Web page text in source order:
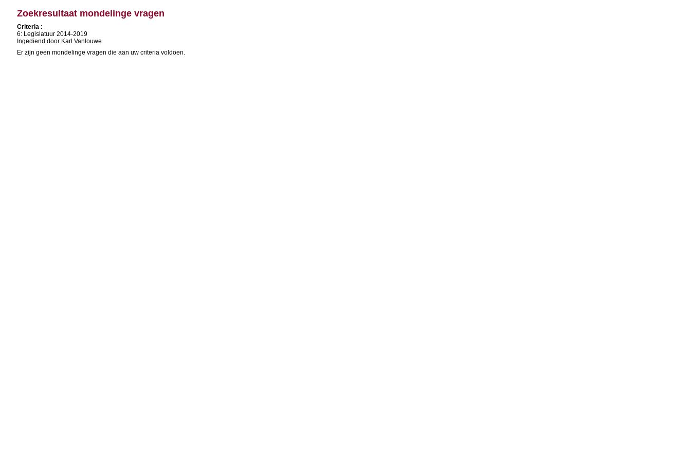
Zoekresultaat mondelinge vragen
Criteria :
6: Legislatuur 2014-2019
Ingediend door Karl Vanlouwe
Er zijn geen mondelinge vragen die aan uw criteria voldoen.